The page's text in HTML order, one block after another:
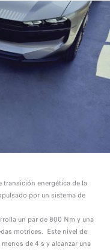
transición energética de la
por un sistema de
un par de 800 Nm y una
motrices. Este nivel de
de 4 s y alcanzar una